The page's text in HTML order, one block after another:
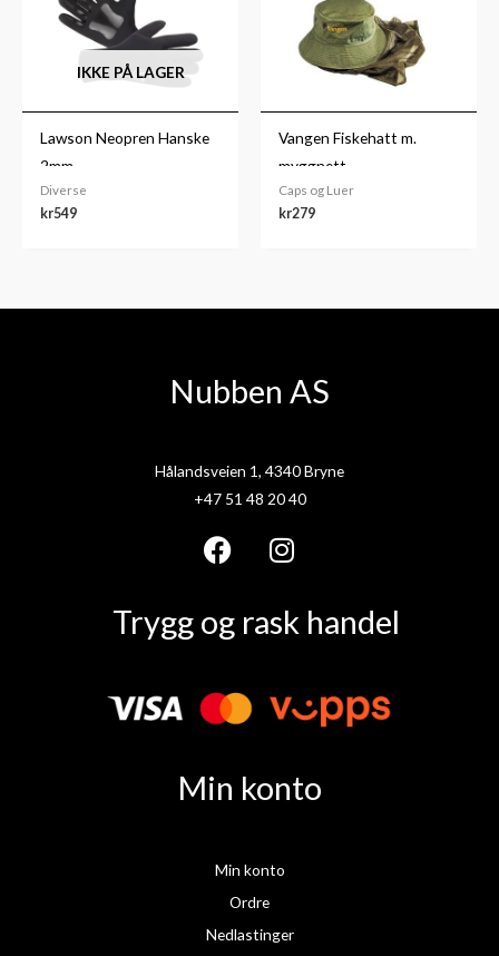
IKKE PÅ LAGER
Lawson Neopren Hanske
2mm
Diverse
kr549
Vangen Fiskehatt m.
myggnett
Caps og Luer
kr279
Nubben AS
Hålandsveien 1, 4340 Bryne
+47 51 48 20 40
F
c
b
o
I
s
g
m
Trygg og rask handel
Min konto
Min konto
Ordre
Nedlastinger